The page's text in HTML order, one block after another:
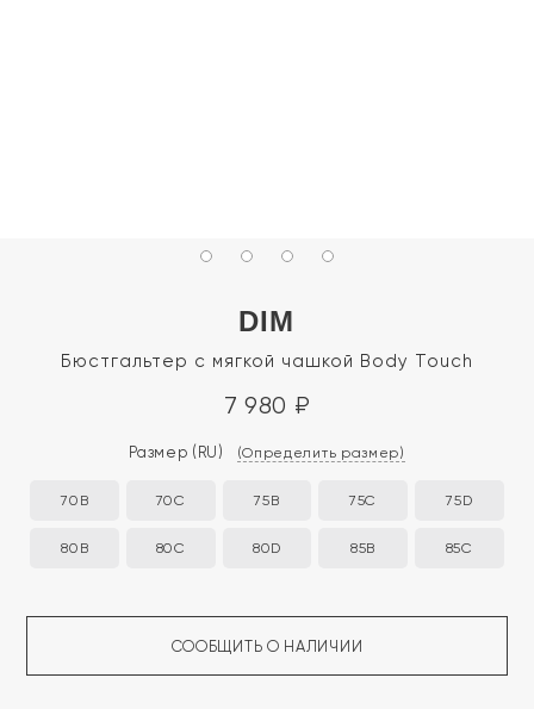
DIM
Бюстгальтер с мягкой чашкой Body Touch
7 980 ₽
Размер (RU) (Определить размер)
70B 70C 75B 75C 75D
80B 80C 80D 85B 85C
СООБЩИТЬ О НАЛИЧИИ